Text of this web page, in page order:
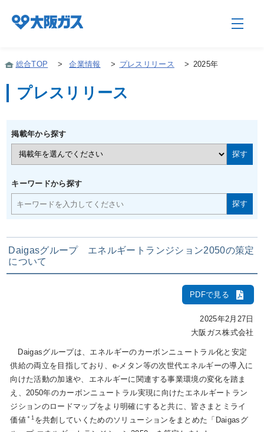
企業情報TOP
企業/グループについて
社会貢献
サステナビリティ
プレスリリース
総合TOP > 企業情報 > プレスリリース > 2025年
プレスリリース
掲載年から探す
キーワードから探す
Daigasグループ エネルギートランジション2050の策定
について
PDFで見る
2025年2月27日
大阪ガス株式会社
Daigasグループは、エネルギーのカーボンニュートラル化と安定
供給の両立を目指しており、e-メタン等の次世代エネルギーの導入に
向けた活動の加速や、エネルギーに関連する事業環境の変化を踏ま
え、2050年のカーボンニュートラル実現に向けたエネルギートラン
ジションのロードマップをより明確にすると共に、皆さまとミライ
価値＊1 を共創していくためのソリューションをまとめた「Daigasグ